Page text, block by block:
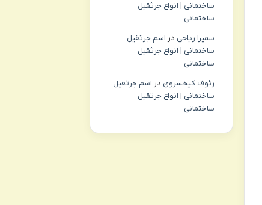
ساختمانی | انواع جرثقیل
ساختمانی
سمیرا ریاحی در اسم جرثقیل
ساختمانی | انواع جرثقیل
ساختمانی
رئوف کیخسروی در اسم جرثقیل
ساختمانی | انواع جرثقیل
ساختمانی